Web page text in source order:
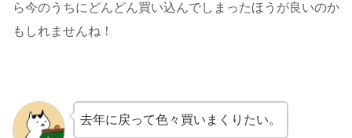
ら今のうちにどんどん買い込んでしまったほうが良いのか
もしれませんね！
去年に戻って色々買いまくりたい。